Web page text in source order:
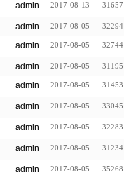
admin 2017-08-13 31657
admin 2017-08-05 32294
admin 2017-08-05 32744
admin 2017-08-05 31195
admin 2017-08-05 31453
admin 2017-08-05 33045
admin 2017-08-05 32283
admin 2017-08-05 31234
admin 2017-08-05 35268